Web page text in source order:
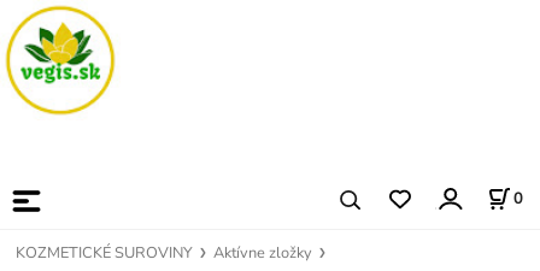
0
KOZMETICKÉ SUROVINY Aktívne zložky